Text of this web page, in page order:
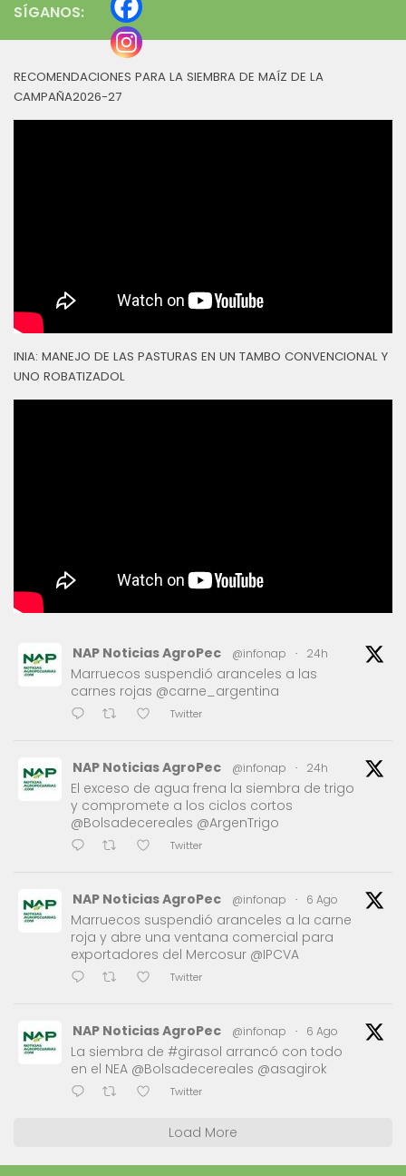
SÍGANOS:
RECOMENDACIONES PARA LA SIEMBRA DE MAÍZ DE LA
CAMPAÑA2026-27
INIA: MANEJO DE LAS PASTURAS EN UN TAMBO CONVENCIONAL Y
UNO ROBATIZADOL
NAP Noticias AgroPec @infonap · 24h
Marruecos suspendió aranceles a las
carnes rojas @carne_argentina
Twitter
NAP Noticias AgroPec @infonap · 24h
El exceso de agua frena la siembra de trigo
y compromete a los ciclos cortos
@Bolsadecereales @ArgenTrigo
Twitter
NAP Noticias AgroPec @infonap · 6 Ago
Marruecos suspendió aranceles a la carne
roja y abre una ventana comercial para
exportadores del Mercosur @IPCVA
Twitter
NAP Noticias AgroPec @infonap · 6 Ago
La siembra de #girasol arrancó con todo
en el NEA @Bolsadecereales @asagirok
Twitter
Load More